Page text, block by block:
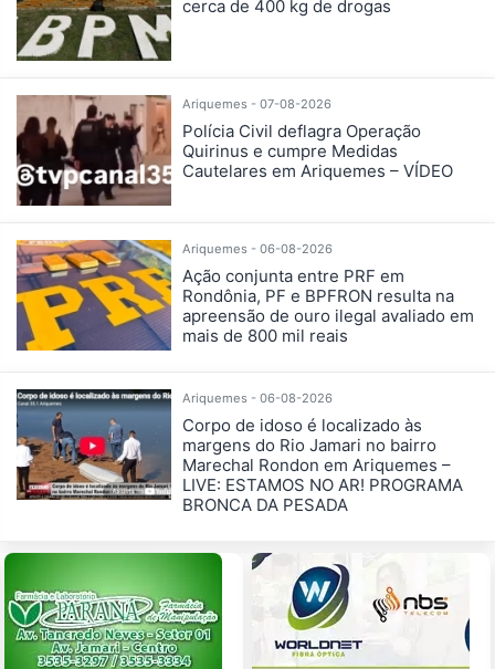
cerca de 400 kg de drogas
Ariquemes - 07-08-2026
Polícia Civil deflagra Operação
Quirinus e cumpre Medidas
Cautelares em Ariquemes – VÍDEO
Ariquemes - 06-08-2026
Ação conjunta entre PRF em
Rondônia, PF e BPFRON resulta na
apreensão de ouro ilegal avaliado em
mais de 800 mil reais
Ariquemes - 06-08-2026
Corpo de idoso é localizado às
margens do Rio Jamari no bairro
Marechal Rondon em Ariquemes –
LIVE: ESTAMOS NO AR! PROGRAMA
BRONCA DA PESADA